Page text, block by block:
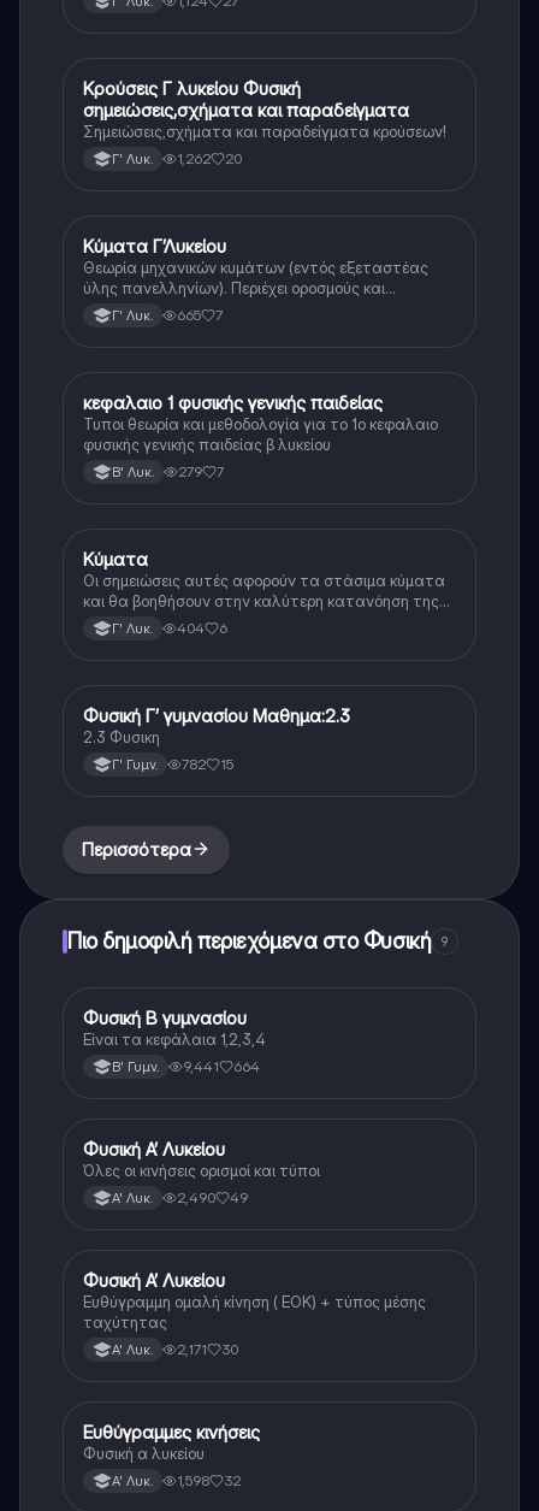
Φυσική (Θετ.)
Κρούσεις Γ λυκείου Φυσική
σημειώσεις,σχήματα και παραδείγματα
Σημειώσεις,σχήματα και παραδείγματα κρούσεων!
Γ' Λυκ. 1,262 20
Φυσική
Κύματα Γ’Λυκείου
Θεωρία μηχανικών κυμάτων (εντός εξεταστέας
ύλης πανελληνίων). Περιέχει οροσμούς και
αποδείξεις
Γ' Λυκ. 665 7
Φυσική
κεφαλαιο 1 φυσικής γενικής παιδείας
Τυποι θεωρία και μεθοδολογία για το 1ο κεφαλαιο
φυσικής γενικής παιδείας β λυκείου
Β' Λυκ. 279 7
Φυσική (Θετ.)
Κύματα
Οι σημειώσεις αυτές αφορούν τα στάσιμα κύματα
και θα βοηθήσουν στην καλύτερη κατανόηση της
θεωρίας 🌊
Γ' Λυκ. 404 6
Φυσική
Φυσική Γ’ γυμνασίου Μαθημα:2.3
2.3 Φυσικη
Γ' Γυμν. 782 15
Περισσότερα
Πιο δημοφιλή περιεχόμενα στο Φυσική 9
Φυσική
Φυσική Β γυμνασίου
Είναι τα κεφάλαια 1,2,3,4
Β' Γυμν. 9,441 664
Φυσική
Φυσική Α’ Λυκείου
Όλες οι κινήσεις ορισμοί και τύποι
Α' Λυκ. 2,490 49
Φυσική
Φυσική Α’ Λυκείου
Ευθύγραμμη ομαλή κίνηση ( ΕΟΚ) + τύπος μέσης
ταχύτητας
Α' Λυκ. 2,171 30
Φυσική
Ευθύγραμμες κινήσεις
Φυσική α λυκείου
Α' Λυκ. 1,598 32